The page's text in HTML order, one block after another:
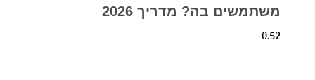
משתמשים בה? מדריך 2026